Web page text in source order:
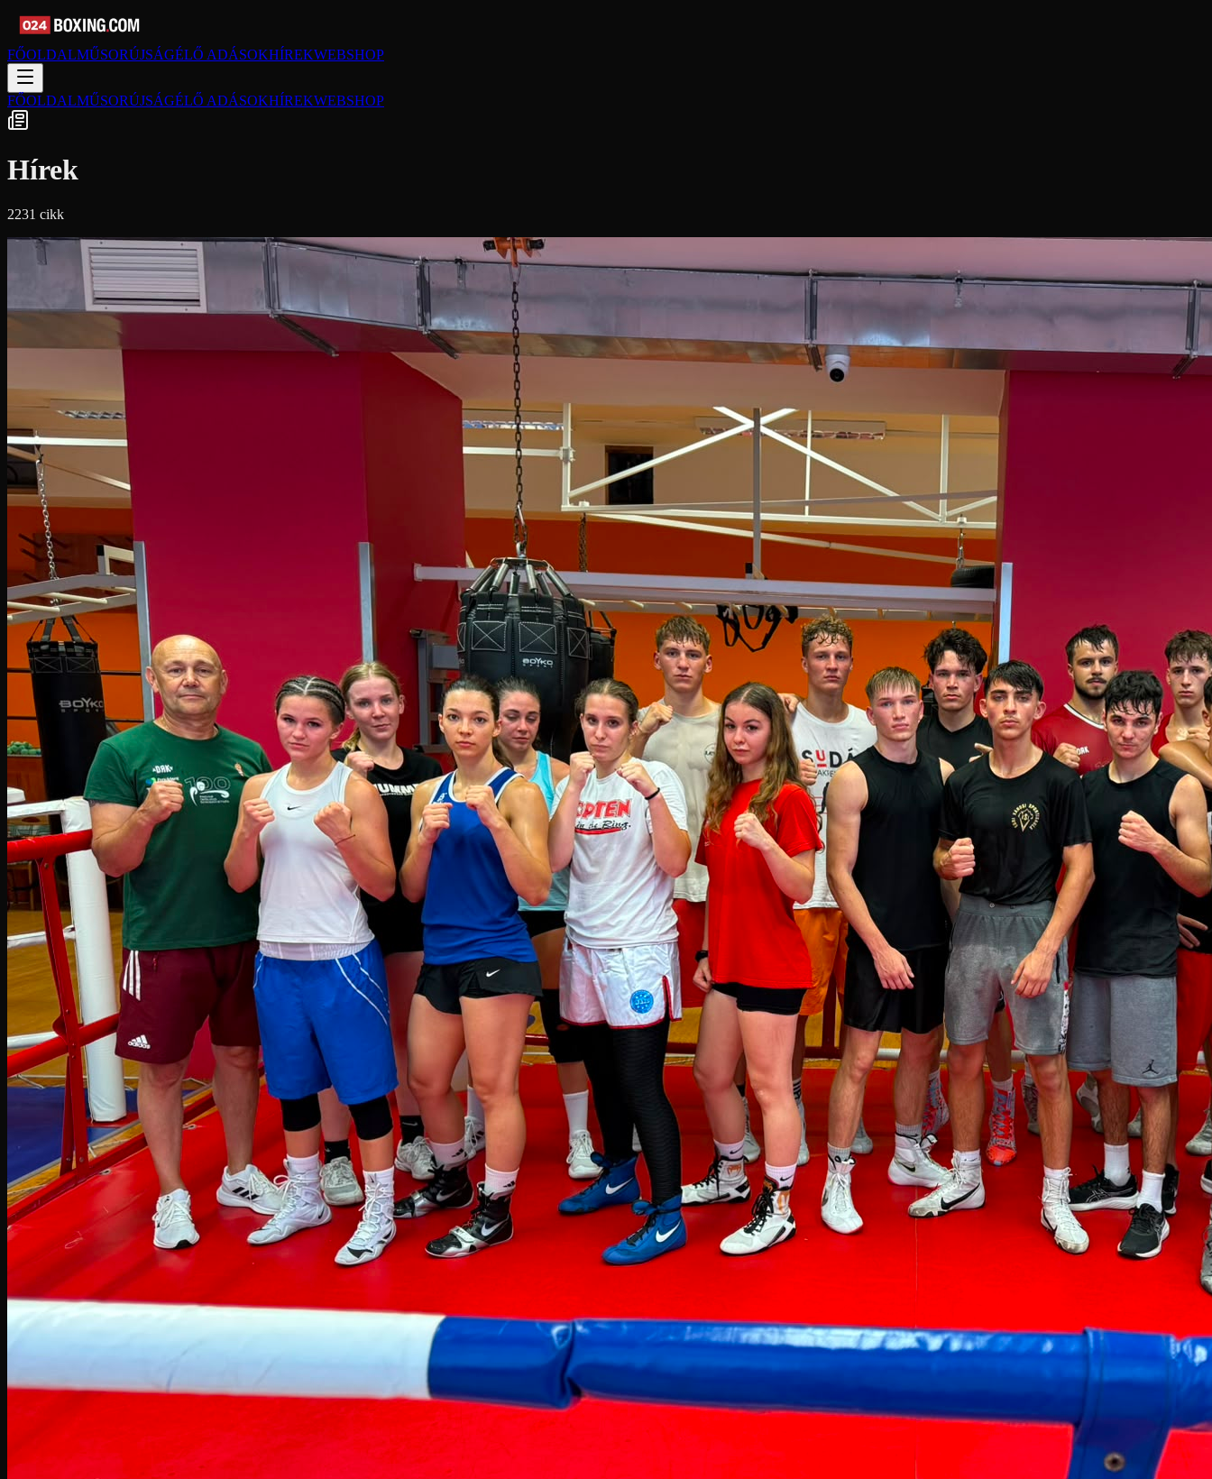
FŐOLDALMŰSORÚJSÁGÉLŐ ADÁSOKHÍREKWEBSHOP
FŐOLDALMŰSORÚJSÁGÉLŐ ADÁSOKHÍREKWEBSHOP
Hírek
2231 cikk